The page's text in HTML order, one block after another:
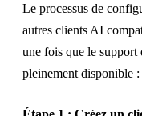
Le processus de
autres clients AI
une fois que le support
pleinement disponible :